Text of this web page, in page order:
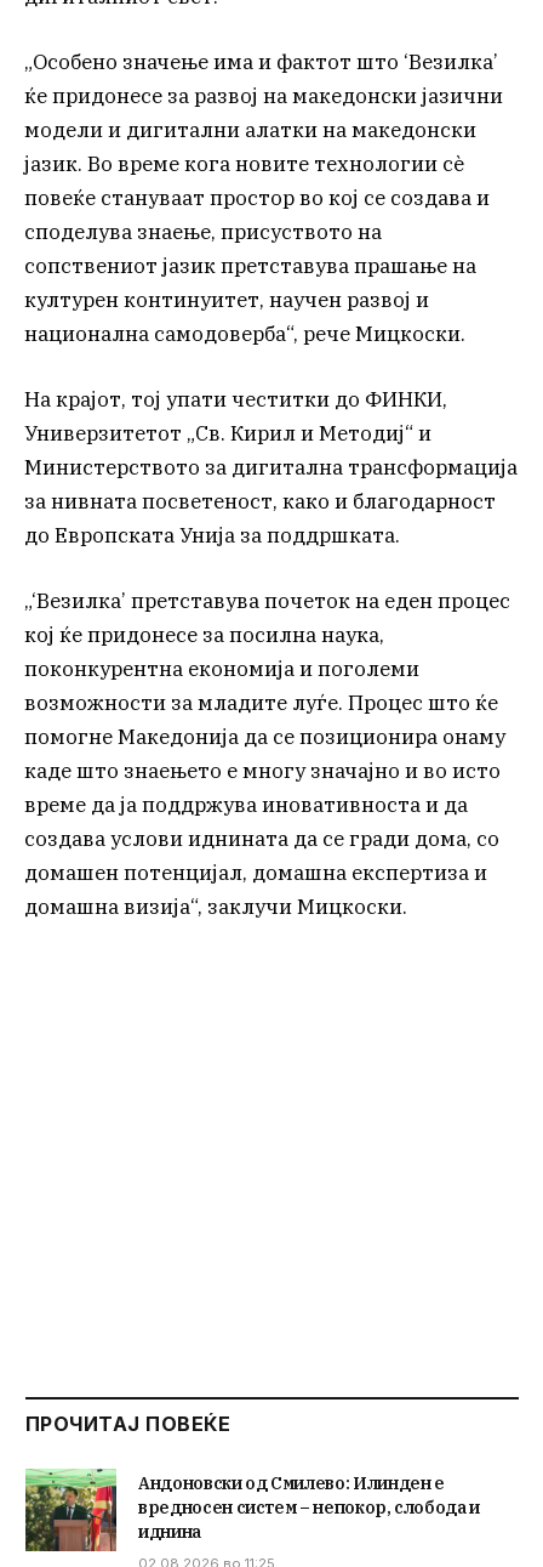
„Особено значење има и фактот што ‘Везилка’
ќе придонесе за развој на македонски јазични
модели и дигитални алатки на македонски
јазик. Во време кога новите технологии сè
повеќе стануваат простор во кој се создава и
споделува знаење, присуството на
сопствениот јазик претставува прашање на
културен континуитет, научен развој и
национална самодоверба“, рече Мицкоски.
На крајот, тој упати честитки до ФИНКИ,
Универзитетот „Св. Кирил и Методиј“ и
Министерството за дигитална трансформација
за нивната посветеност, како и благодарност
до Европската Унија за поддршката.
„‘Везилка’ претставува почеток на еден процес
кој ќе придонесе за посилна наука,
поконкурентна економија и поголеми
возможности за младите луѓе. Процес што ќе
помогне Македонија да се позиционира онаму
каде што знаењето е многу значајно и во исто
време да ја поддржува иновативноста и да
создава услови иднината да се гради дома, со
домашен потенцијал, домашна експертиза и
домашна визија“, заклучи Мицкоски.
ПРОЧИТАЈ ПОВЕЌЕ
Андоновски од Смилево: Илинден е
вредносен систем – непокор, слобода и
иднина
02.08.2026 во 11:25